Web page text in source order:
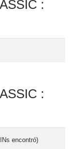
:
:
encontró)